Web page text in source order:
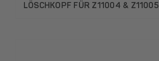
LÖSCHKOPF FÜR Z11004 & Z11005